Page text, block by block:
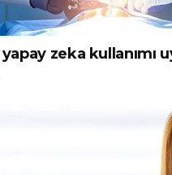
zeka kullanımı